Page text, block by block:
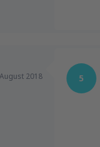
August 2018 5